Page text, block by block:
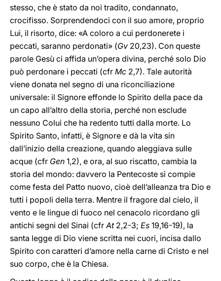
stesso, che è stato da noi tradito, condannato,
crocifisso. Sorprendendoci con il suo amore, proprio
Lui, il risorto, dice: «A coloro a cui perdonerete i
peccati, saranno perdonati» (Gv 20,23). Con queste
parole Gesù ci affida un’opera divina, perché solo Dio
può perdonare i peccati (cfr Mc 2,7). Tale autorità
viene donata nel segno di una riconciliazione
universale: il Signore effonde lo Spirito della pace da
un capo all’altro della storia, perché non esclude
nessuno Colui che ha redento tutti dalla morte. Lo
Spirito Santo, infatti, è Signore e dà la vita sin
dall’inizio della creazione, quando aleggiava sulle
acque (cfr Gen 1,2), e ora, al suo riscatto, cambia la
storia del mondo: davvero la Pentecoste si compie
come festa del Patto nuovo, cioè dell’alleanza tra Dio e
tutti i popoli della terra. Mentre il fragore dal cielo, il
vento e le lingue di fuoco nel cenacolo ricordano gli
antichi segni del Sinai (cfrAt2,2-3; Es 19,16-19), la
santa legge di Dio viene scritta nei cuori, incisa dallo
Spirito con caratteri d’amore nella carne di Cristo e nel
suo corpo, che è la Chiesa.